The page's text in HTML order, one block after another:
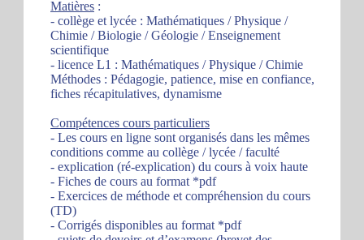
Matières :
- collège et lycée : Mathématiques / Physique /
Chimie / Biologie / Géologie / Enseignement
scientifique
- licence L1 : Mathématiques / Physique / Chimie
Méthodes : Pédagogie, patience, mise en confiance,
fiches récapitulatives, dynamisme
Compétences cours particuliers
- Les cours en ligne sont organisés dans les mêmes
conditions comme au collège / lycée / faculté
- explication (ré-explication) du cours à voix haute
- Fiches de cours au format *pdf
- Exercices de méthode et compréhension du cours
(TD)
- Corrigés disponibles au format *pdf